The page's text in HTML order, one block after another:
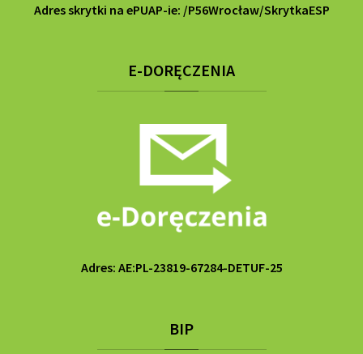
Adres skrytki na ePUAP-ie: /P56Wrocław/SkrytkaESP
E-DORĘCZENIA
Adres: AE:PL-23819-67284-DETUF-25
BIP